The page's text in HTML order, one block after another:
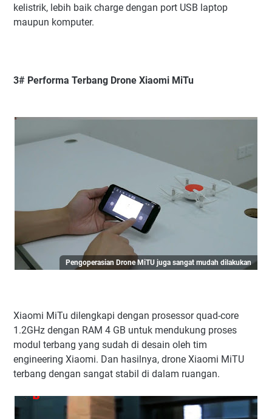
kelistrik, lebih baik charge dengan port USB laptop
maupun komputer.
3# Performa Terbang Drone Xiaomi MiTu
Pengoperasian Drone MiTU juga sangat mudah dilakukan
Xiaomi MiTu dilengkapi dengan prosessor quad-core
1.2GHz dengan RAM 4 GB untuk mendukung proses
modul terbang yang sudah di desain oleh tim
engineering Xiaomi. Dan hasilnya, drone Xiaomi MiTU
terbang dengan sangat stabil di dalam ruangan.